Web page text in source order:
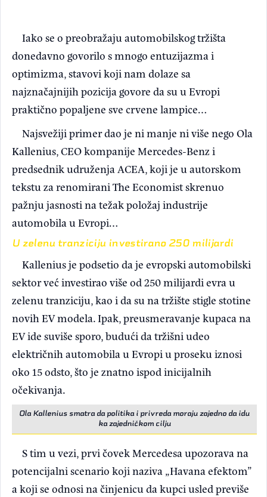
Iako se o preobražaju automobilskog tržišta
donedavno govorilo s mnogo entuzijazma i
optimizma, stavovi koji nam dolaze sa
najznačajnijih pozicija govore da su u Evropi
praktično popaljene sve crvene lampice…
Najsvežiji primer dao je ni manje ni više nego Ola
Kallenius, CEO kompanije Mercedes-Benz i
predsednik udruženja ACEA, koji je u autorskom
tekstu za renomirani The Economist skrenuo
pažnju jasnosti na težak položaj industrije
automobila u Evropi…
U zelenu tranziciju investirano 250 milijardi
Kallenius je podsetio da je evropski automobilski
sektor već investirao više od 250 milijardi evra u
zelenu tranziciju, kao i da su na tržište stigle stotine
novih EV modela. Ipak, preusmeravanje kupaca na
EV ide suviše sporo, budući da tržišni udeo
električnih automobila u Evropi u proseku iznosi
oko 15 odsto, što je znatno ispod inicijalnih
očekivanja.
Ola Kallenius smatra da politika i privreda moraju zajedno da idu
ka zajedničkom cilju
S tim u vezi, prvi čovek Mercedesa upozorava na
potencijalni scenario koji naziva „Havana efektom”
a koji se odnosi na činjenicu da kupci usled previše